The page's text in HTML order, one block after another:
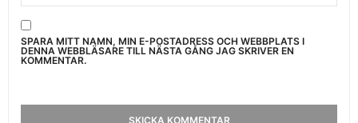
SPARA MITT NAMN, MIN E-POSTADRESS OCH WEBBPLATS I
DENNA WEBBLÄSARE TILL NÄSTA GÅNG JAG SKRIVER EN
KOMMENTAR.